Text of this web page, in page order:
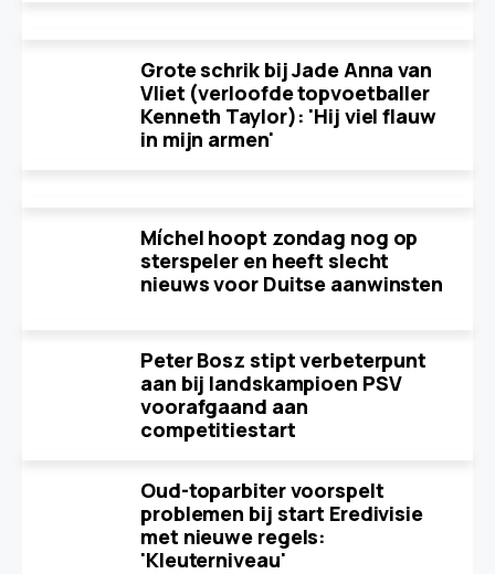
Grote schrik bij Jade Anna van
Vliet (verloofde topvoetballer
Kenneth Taylor): 'Hij viel flauw
in mijn armen'
Míchel hoopt zondag nog op
sterspeler en heeft slecht
nieuws voor Duitse aanwinsten
Peter Bosz stipt verbeterpunt
aan bij landskampioen PSV
voorafgaand aan
competitiestart
Oud-toparbiter voorspelt
problemen bij start Eredivisie
met nieuwe regels:
'Kleuterniveau'